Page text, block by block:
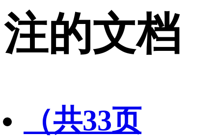
注的文档
（共33页